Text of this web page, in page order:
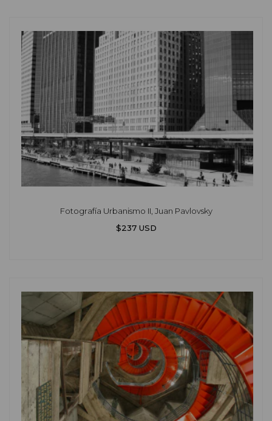
Fotografía Urbanismo II, Juan Pavlovsky
$237 USD